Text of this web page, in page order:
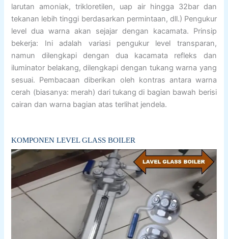
larutan amoniak, trikloretilen, uap air hingga 32bar dan
tekanan lebih tinggi berdasarkan permintaan, dll.) Pengukur
level dua warna akan sejajar dengan kacamata. Prinsip
bekerja: Ini adalah variasi pengukur level transparan,
namun dilengkapi dengan dua kacamata refleks dan
iluminator belakang, dilengkapi dengan tukang warna yang
sesuai. Pembacaan diberikan oleh kontras antara warna
cerah (biasanya: merah) dari tukang di bagian bawah berisi
cairan dan warna bagian atas terlihat jendela.
KOMPONEN LEVEL GLASS BOILER